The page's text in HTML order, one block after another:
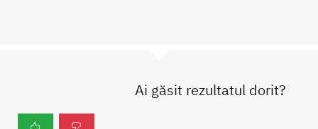
Ai găsit rezultatul dorit?